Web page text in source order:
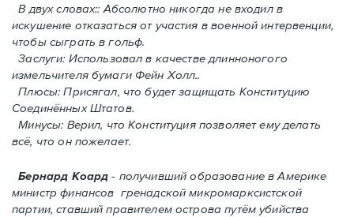
В двух словах:: Абсолютно никогда не входил в
искушение отказаться от участия в военной интервенции,
чтобы сыграть в гольф.
Заслуги: Использовал в качестве длинноногого
измельчителя бумаги Фейн Холл..
Плюсы: Присягал, что будет защищать Конституцию
Соединённых Штатов.
Минусы: Верил, что Конституция позволяет ему делать
всё, что он пожелает.
Бернард Коард- получивший образование в Америке
министр финансов гренадской микромарксистской
партии, ставший правителем острова путём убийства